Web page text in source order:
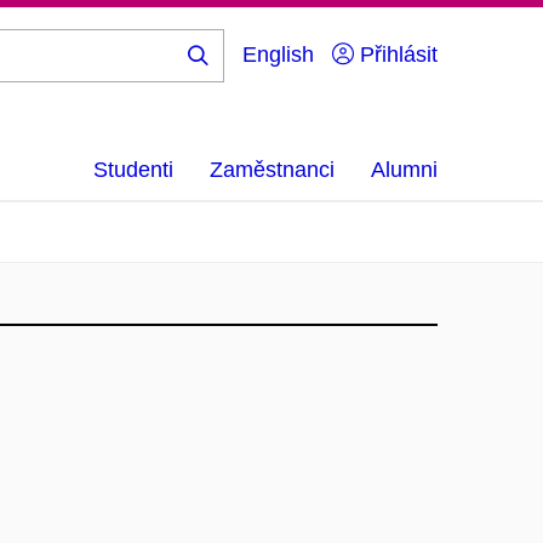
English Přihlásit
Studenti Zaměstnanci Alumni